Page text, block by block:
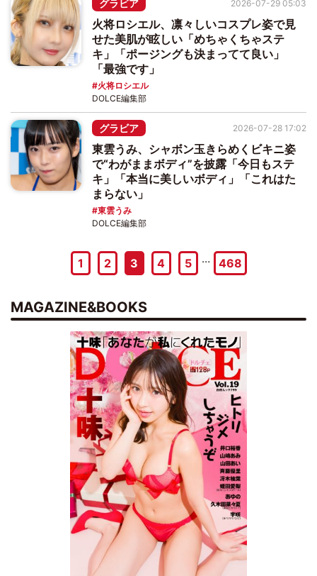
グラビア
火将ロシエル、凛々しいコスプレ姿で見
せた美肌が眩しい「めちゃくちゃステ
キ」「ポージングも決まってて良い」
「最強です」
火将ロシエル
2026-07-29 05:03
DOLCE編集部
グラビア
東雲うみ、シャボン玉きらめくビキニ姿
で“わがままボディ”を披露「今日もステ
キ」「本当に美しいボディ」「これはた
まらない」
東雲うみ
2026-07-28 17:02
DOLCE編集部
1 2 3 4 5 … 468
MAGAZINE&BOOKS